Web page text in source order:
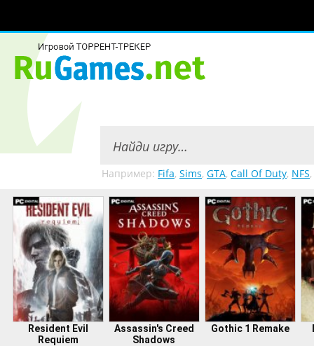
Например: Fifa, Sims, GTA, Call Of Duty, NFS,
Resident Evil
Requiem
Assassin's Creed
Shadows
Gothic 1 Remake